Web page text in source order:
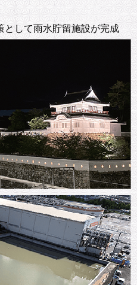
として雨水貯留施設が完成